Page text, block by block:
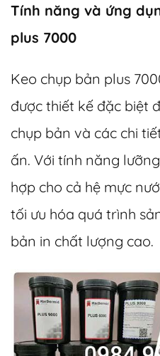
Tính năng và ứng
plus 7000
Keo chụp bản plus
được thiết kế đặc biệt
chụp bản và các chi
ấn. Với tính năng
hợp cho cả hệ mực
tối ưu hóa quá trình
bản in chất lượng cao.